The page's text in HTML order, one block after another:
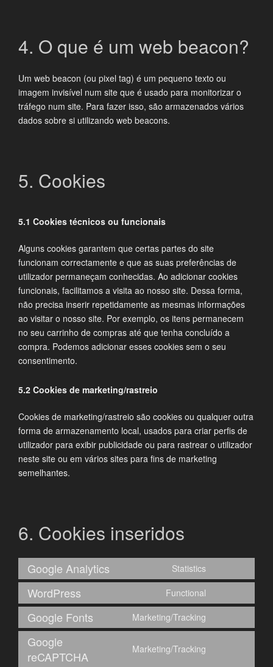
4. O que é um web beacon?
Um web beacon (ou pixel tag) é um pequeno texto ou
imagem invisível num site que é usado para monitorizar o
tráfego num site. Para fazer isso, são armazenados vários
dados sobre si utilizando web beacons.
5. Cookies
5.1 Cookies técnicos ou funcionais
Alguns cookies garantem que certas partes do site
funcionam correctamente e que as suas preferências de
utilizador permaneçam conhecidas. Ao adicionar cookies
funcionais, facilitamos a visita ao nosso site. Dessa forma,
não precisa inserir repetidamente as mesmas informações
ao visitar o nosso site. Por exemplo, os itens permanecem
no seu carrinho de compras até que tenha concluído a
compra. Podemos adicionar esses cookies sem o seu
consentimento.
5.2 Cookies de marketing/rastreio
Cookies de marketing/rastreio são cookies ou qualquer outra
forma de armazenamento local, usados para criar perfis de
utilizador para exibir publicidade ou para rastrear o utilizador
neste site ou em vários sites para fins de marketing
semelhantes.
6. Cookies inseridos
Google Analytics Statistics
to
analytics
WordPress Functional
to
Google Fonts Marketing/Tracking
to
Google
reCAPTCHA
Marketing/Tracking